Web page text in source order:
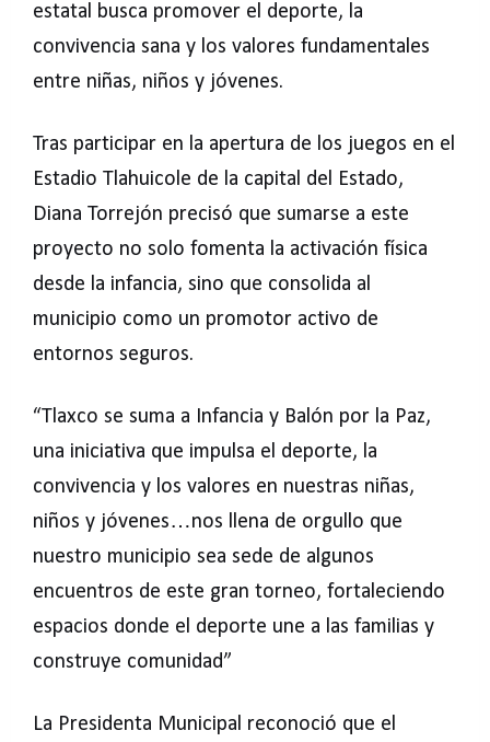
estatal busca promover el deporte, la
convivencia sana y los valores fundamentales
entre niñas, niños y jóvenes.
Tras participar en la apertura de los juegos en el
Estadio Tlahuicole de la capital del Estado,
Diana Torrejón precisó que sumarse a este
proyecto no solo fomenta la activación física
desde la infancia, sino que consolida al
municipio como un promotor activo de
entornos seguros.
“Tlaxco se suma a Infancia y Balón por la Paz,
una iniciativa que impulsa el deporte, la
convivencia y los valores en nuestras niñas,
niños y jóvenes…nos llena de orgullo que
nuestro municipio sea sede de algunos
encuentros de este gran torneo, fortaleciendo
espacios donde el deporte une a las familias y
construye comunidad”
La Presidenta Municipal reconoció que el